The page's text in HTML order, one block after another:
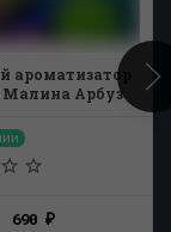
ароматизатор
Малина Арбуз
690 ₽